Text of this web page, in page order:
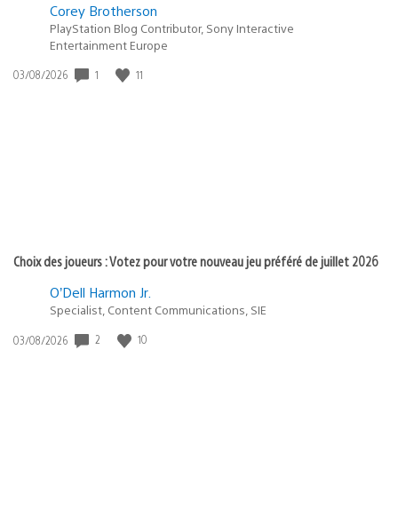
Corey Brotherson
PlayStation Blog Contributor, Sony Interactive
Entertainment Europe
Date
03/08/2026 1 11
Choix des joueurs : Votez pour votre nouveau jeu préféré de juillet 2026
O’Dell Harmon Jr.
Specialist, Content Communications, SIE
Date
03/08/2026 2 10